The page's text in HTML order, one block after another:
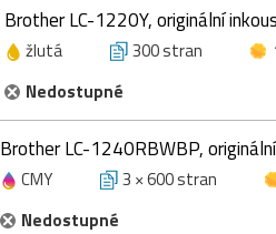
Brother LC-1220Y, originální
žlutá 300 stran
Nedostupné
Brother LC-1240RBWBP,
CMY 3 × 600 stran
Nedostupné